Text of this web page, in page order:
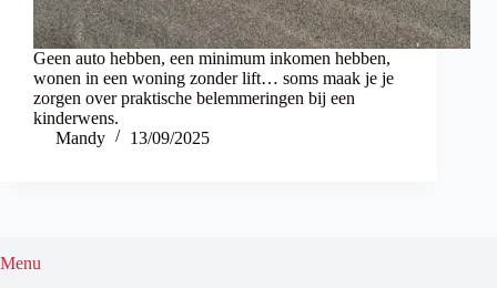
Geen auto hebben, een minimum inkomen hebben,
wonen in een woning zonder lift… soms maak je je
zorgen over praktische belemmeringen bij een
kinderwens.
Mandy
13/09/2025
Menu